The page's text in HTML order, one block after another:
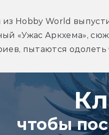
из Hobby World
«Ужас Аркхема»,
пытаются
чтобы